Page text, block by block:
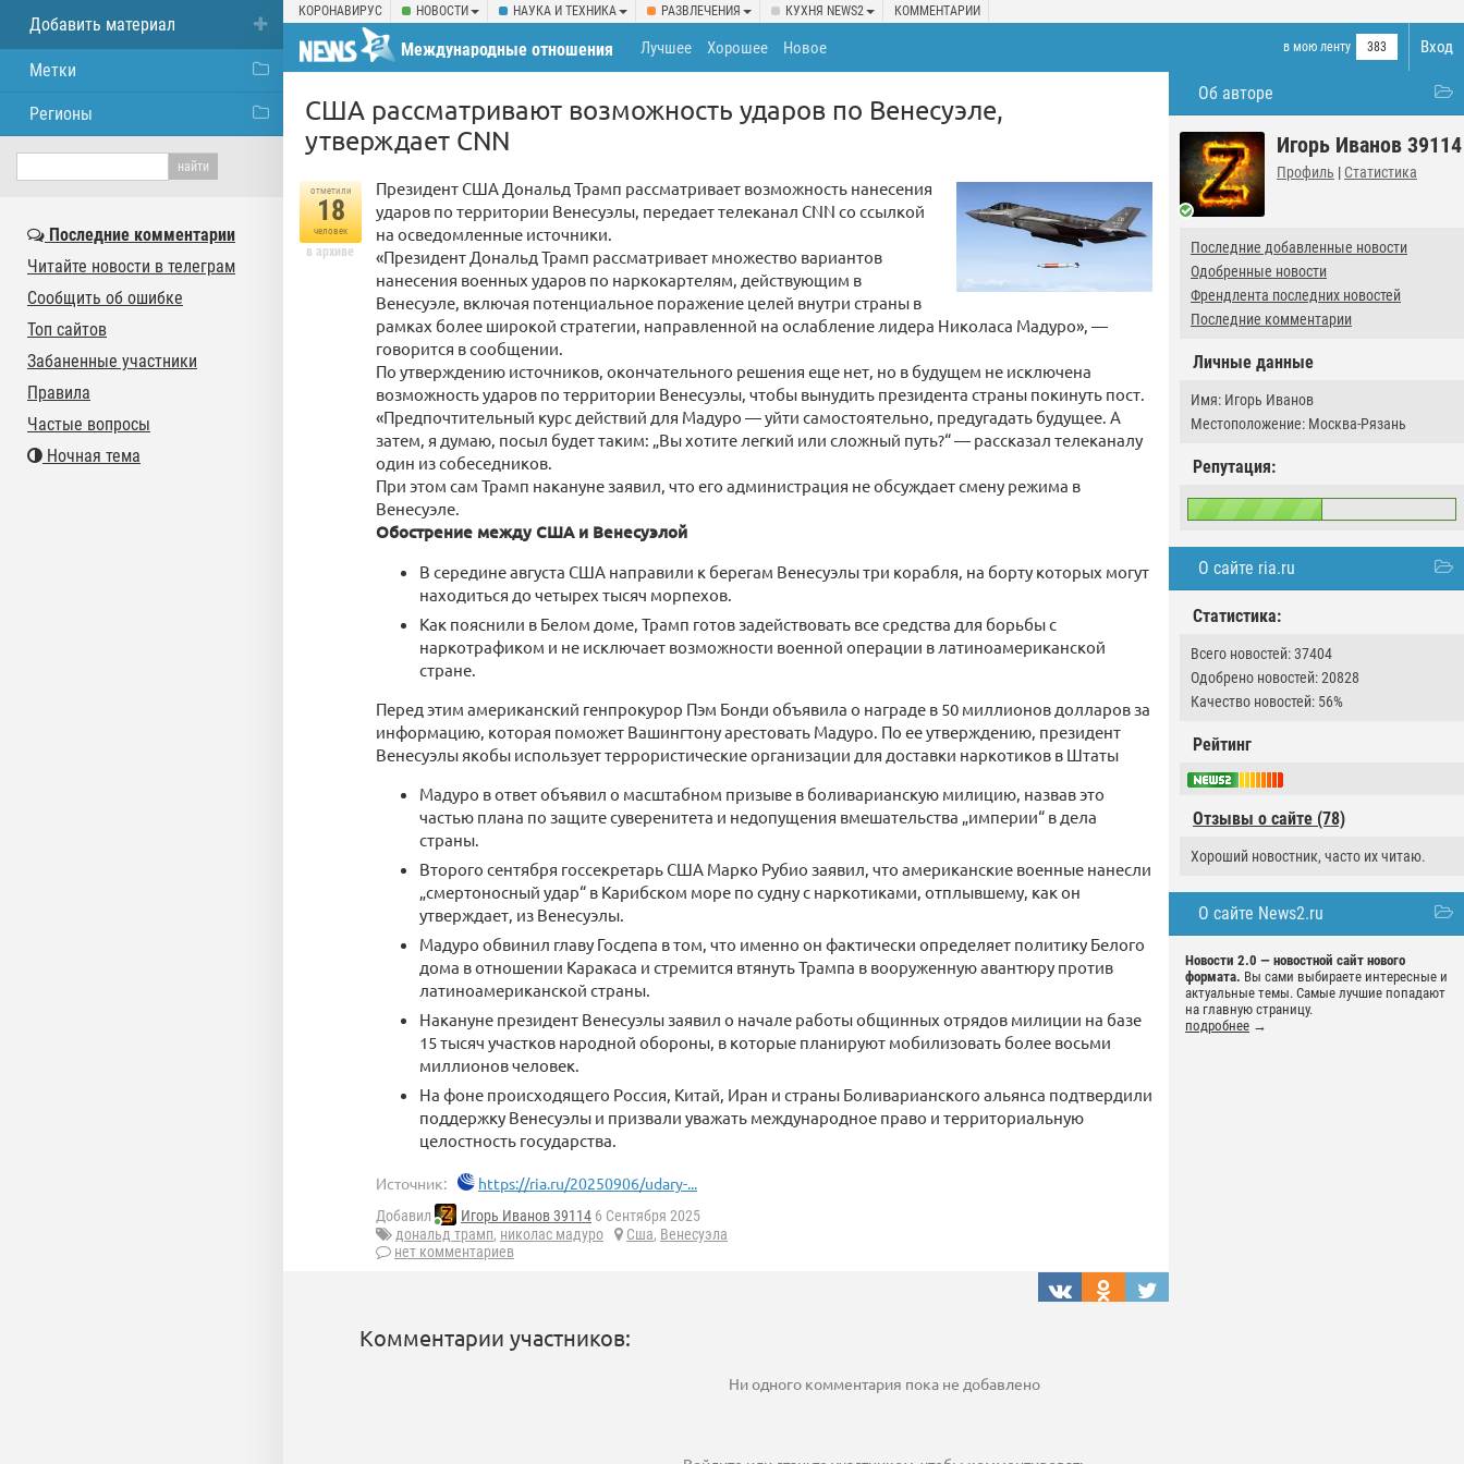
КОРОНАВИРУС НОВОСТИ НАУКА И ТЕХНИКА РАЗВЛЕЧЕНИЯ КУХНЯ NEWS2 КОММЕНТАРИИ
Вход
Международные отношения в мою ленту 383
Лучшее Хорошее Новое
Об авторе
Игорь Иванов 39114
Профиль | Статистика
Последние добавленные новости
Одобренные новости
Френдлента последних новостей
Последние комментарии
Личные данные
Имя: Игорь Иванов
Местоположение: Москва-Рязань
Репутация:
О сайте ria.ru
Статистика:
Всего новостей: 37404
Одобрено новостей: 20828
Качество новостей: 56%
Рейтинг
Отзывы о сайте (78)
Хороший новостник, часто их читаю.
О сайте News2.ru
Новости 2.0 — новостной сайт нового
формата. Вы сами выбираете интересные и
актуальные темы. Самые лучшие попадают
на главную страницу.
подробнее →
США рассматривают возможность ударов по Венесуэле,
утверждает CNN
отметили
18
человек
в архиве
Президент США Дональд Трамп рассматривает возможность нанесения
ударов по территории Венесуэлы, передает телеканал CNN со ссылкой
на осведомленные источники.
«Президент Дональд Трамп рассматривает множество вариантов
нанесения военных ударов по наркокартелям, действующим в
Венесуэле, включая потенциальное поражение целей внутри страны в
рамках более широкой стратегии, направленной на ослабление лидера Николаса Мадуро», —
говорится в сообщении.
По утверждению источников, окончательного решения еще нет, но в будущем не исключена
возможность ударов по территории Венесуэлы, чтобы вынудить президента страны покинуть пост.
«Предпочтительный курс действий для Мадуро — уйти самостоятельно, предугадать будущее. А
затем, я думаю, посыл будет таким: „Вы хотите легкий или сложный путь?“ — рассказал телеканалу
один из собеседников.
При этом сам Трамп накануне заявил, что его администрация не обсуждает смену режима в
Венесуэле.
Обострение между США и Венесуэлой
В середине августа США направили к берегам Венесуэлы три корабля, на борту которых могут
находиться до четырех тысяч морпехов.
Как пояснили в Белом доме, Трамп готов задействовать все средства для борьбы с
наркотрафиком и не исключает возможности военной операции в латиноамериканской
стране.
Перед этим американский генпрокурор Пэм Бонди объявила о награде в 50 миллионов долларов за
информацию, которая поможет Вашингтону арестовать Мадуро. По ее утверждению, президент
Венесуэлы якобы использует террористические организации для доставки наркотиков в Штаты
Мадуро в ответ объявил о масштабном призыве в боливарианскую милицию, назвав это
частью плана по защите суверенитета и недопущения вмешательства „империи“ в дела
страны.
Второго сентября госсекретарь США Марко Рубио заявил, что американские военные нанесли
„смертоносный удар“ в Карибском море по судну с наркотиками, отплывшему, как он
утверждает, из Венесуэлы.
Мадуро обвинил главу Госдепа в том, что именно он фактически определяет политику Белого
дома в отношении Каракаса и стремится втянуть Трампа в вооруженную авантюру против
латиноамериканской страны.
Накануне президент Венесуэлы заявил о начале работы общинных отрядов милиции на базе
15 тысяч участков народной обороны, в которые планируют мобилизовать более восьми
миллионов человек.
На фоне происходящего Россия, Китай, Иран и страны Боливарианского альянса подтвердили
поддержку Венесуэлы и призвали уважать международное право и территориальную
целостность государства.
Источник: https://ria.ru/20250906/udary-...
Добавил Игорь Иванов 39114 6 Сентября 2025
дональд трамп, николас мадуро Сша, Венесуэла
нет комментариев
Комментарии участников:
Ни одного комментария пока не добавлено
Добавить материал
Метки
Регионы
Последние комментарии
Читайте новости в телеграм
Сообщить об ошибке
Топ сайтов
Забаненные участники
Правила
Частые вопросы
Ночная тема